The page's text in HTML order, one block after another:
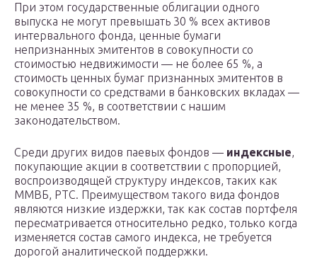
При этом государственные облигации одного
выпуска не могут превышать 30 % всех активов
интервального фонда, ценные бумаги
непризнанных эмитентов в совокупности со
стоимостью недвижимости — не более 65 %, а
стоимость ценных бумаг признанных эмитентов в
совокупности со средствами в банковских вкладах —
не менее 35 %, в соответствии с нашим
законодательством.
Среди других видов паевых фондов — индексные,
покупающие акции в соответствии с пропорцией,
воспроизводящей структуру индексов, таких как
ММВБ, PTC. Преимуществом такого вида фондов
являются низкие издержки, так как состав портфеля
пересматривается относительно редко, только когда
изменяется состав самого индекса, не требуется
дорогой аналитической поддержки.